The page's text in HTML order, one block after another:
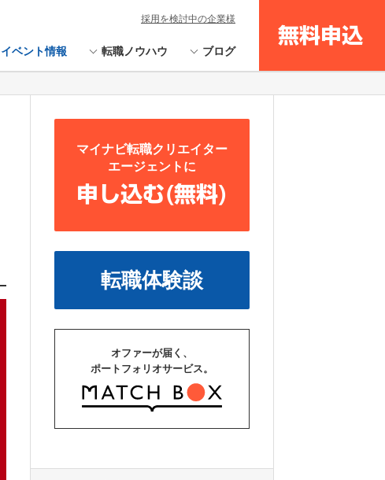
イベント情報 転職ノウハウ ブログ
無料申込
採用を検討中の企業様
マイナビ転職クリエイター
エージェントに
申し込む(無料)
転職体験談
オファーが届く、
ポートフォリオサービス。